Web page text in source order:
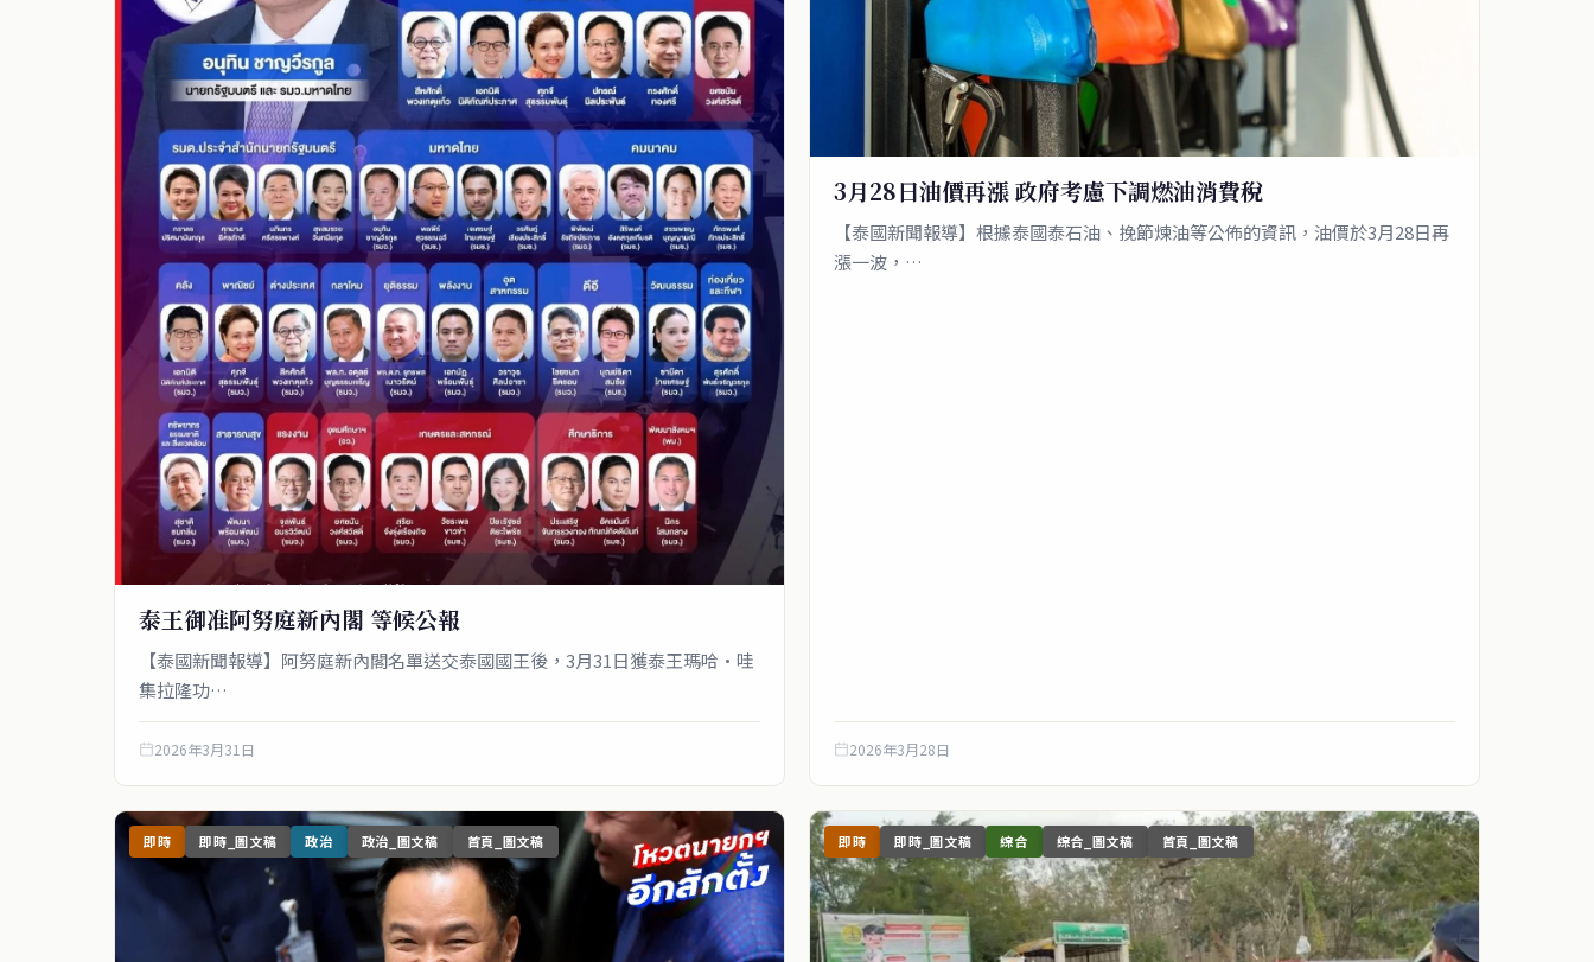
泰王御准阿努庭新內閣 等候公報
【泰國新聞報導】阿努庭新內閣名單送交泰國國王後，3月31日獲泰王瑪哈·哇
集拉隆功…
2026年3月31日
3月28日油價再漲 政府考慮下調燃油消費稅
【泰國新聞報導】根據泰國泰石油、挽節煉油等公佈的資訊，油價於3月28日再
漲一波，…
2026年3月28日
即時 即時_圖文稿 政治 政治_圖文稿 首頁_圖文稿 即時 即時_圖文稿 綜合 綜合_圖文稿 首頁_圖文稿